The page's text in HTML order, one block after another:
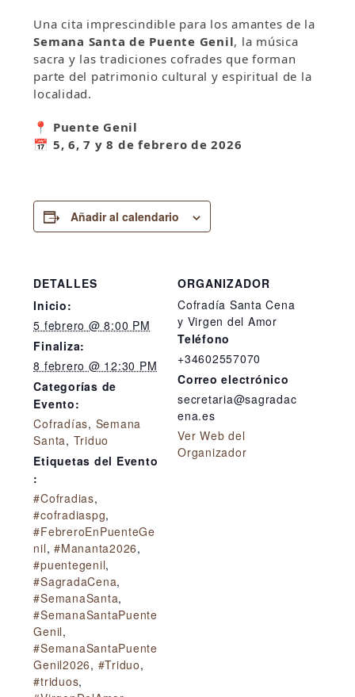
Una cita imprescindible para los amantes de la
Semana Santa de Puente Genil, la música
sacra y las tradiciones cofrades que forman
parte del patrimonio cultural y espiritual de la
localidad.
📍 Puente Genil
📅 5, 6, 7 y 8 de febrero de 2026
Añadir al calendario
DETALLES
Inicio:
5 febrero @ 8:00 PM
Finaliza:
8 febrero @ 12:30 PM
Categorías de
Evento:
Cofradías, Semana
Santa, Triduo
Etiquetas del Evento
:
#Cofradias,
#cofradiaspg,
#FebreroEnPuenteGe
nil,#Mananta2026,
#puentegenil,
#SagradaCena,
#SemanaSanta,
#SemanaSantaPuente
Genil,
#SemanaSantaPuente
Genil2026, #Triduo,
#triduos,
ORGANIZADOR
Cofradía Santa Cena
y Virgen del Amor
Teléfono
+34602557070
Correo electrónico
secretaria@sagradac
ena.es
Ver Web del
Organizador